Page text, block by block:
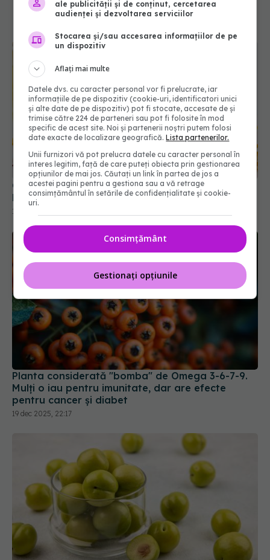
Gălbenelele, planta banală cu efecte puternice: 7
lucruri pe care le poate face cu adevărat
18 iul 2026, 10:30
Planta considerată "bomba" de Omega 3-6-7-9.
Mulți o iau pentru imunitate, dar are efecte
pentru cancer și diabet
19 dec 2025, 22:17
ale publicității și de conținut, cercetarea
audienței și dezvoltarea serviciilor
Stocarea și/sau accesarea informațiilor de pe
un dispozitiv
Aflați mai multe
Datele dvs. cu caracter personal vor fi prelucrate, iar
informațiile de pe dispozitiv (cookie-uri, identificatori unici
și alte date de pe dispozitiv) pot fi stocate, accesate de și
trimise către 224 de parteneri sau pot fi folosite în mod
specific de acest site. Noi și partenerii noștri putem folosi
date exacte de localizare geografică.Lista partenerilor.
Unii furnizori vă pot prelucra datele cu caracter personal în
interes legitim, față de care puteți obiecta prin gestionarea
opțiunilor de mai jos. Căutați un link în partea de jos a
acestei pagini pentru a gestiona sau a vă retrage
consimțământul în setările de confidențialitate și cookie-
uri.
Consimțământ
Gestionați opțiunile